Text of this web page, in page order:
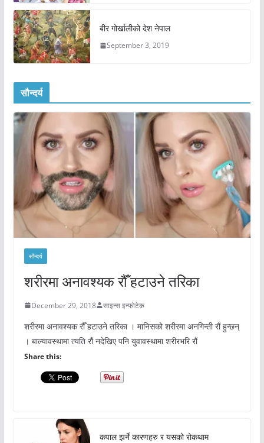
बीर गोर्खालीको देश नेपाल
September 3, 2019
सौन्दर्य
सौन्दर्य
शरीरमा अनावश्यक रौँ हटाउने तरिका
December 29, 2018 साइन्स इन्फोटेक
शरीरमा अनावश्यक रौँ हटाउने तरिका । मानिसको शरीरमा अनगिन्ती रौं हुन्छन्
। बाल्यावस्थामा त्यति रौं नदेखिए पनि युवावस्थामा शरीरभरि रौं
Share this:
कपाल झर्ने कारणहरु र यसको रोकथाम